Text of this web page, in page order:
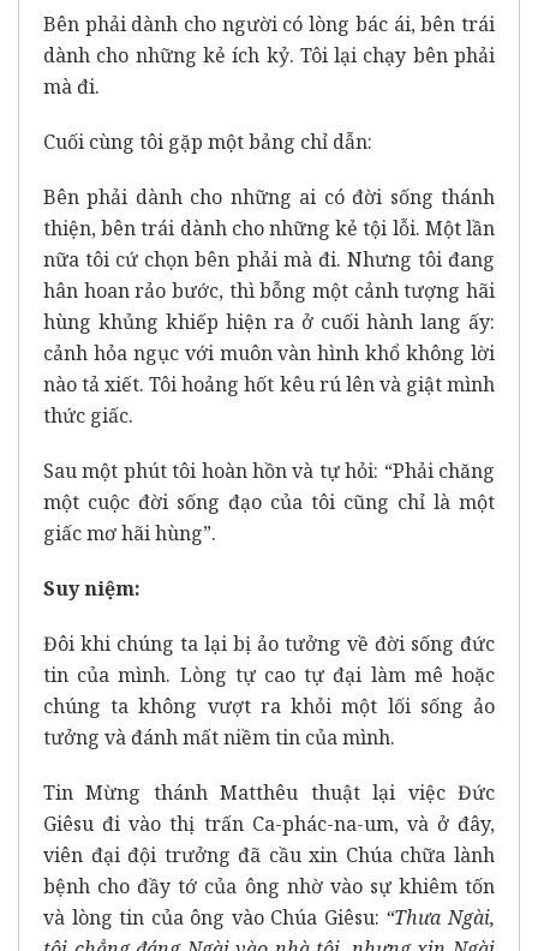
Bên phải dành cho người có lòng bác ái, bên trái
dành cho những kẻ ích kỷ. Tôi lại chạy bên phải
mà đi.
Cuối cùng tôi gặp một bảng chỉ dẫn:
Bên phải dành cho những ai có đời sống thánh
thiện, bên trái dành cho những kẻ tội lỗi. Một lần
nữa tôi cứ chọn bên phải mà đi. Nhưng tôi đang
hân hoan rảo bước, thì bỗng một cảnh tượng hãi
hùng khủng khiếp hiện ra ở cuối hành lang ấy:
cảnh hỏa ngục với muôn vàn hình khổ không lời
nào tả xiết. Tôi hoảng hốt kêu rú lên và giật mình
thức giấc.
Sau một phút tôi hoàn hồn và tự hỏi: “Phải chăng
một cuộc đời sống đạo của tôi cũng chỉ là một
giấc mơ hãi hùng”.
Suy niệm:
Đôi khi chúng ta lại bị ảo tưởng về đời sống đức
tin của mình. Lòng tự cao tự đại làm mê hoặc
chúng ta không vượt ra khỏi một lối sống ảo
tưởng và đánh mất niềm tin của mình.
Tin Mừng thánh Matthêu thuật lại việc Đức
Giêsu đi vào thị trấn Ca-phác-na-um, và ở đây,
viên đại đội trưởng đã cầu xin Chúa chữa lành
bệnh cho đầy tớ của ông nhờ vào sự khiêm tốn
và lòng tin của ông vào Chúa Giêsu: “Thưa Ngài,